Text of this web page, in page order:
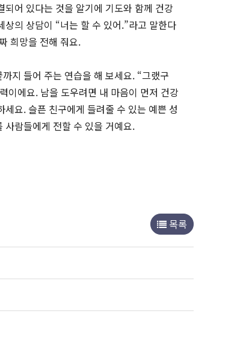
어 있다는 것을 알기에 기도와 함께 건강
의 상담이 “너는 할 수 있어.”라고 말한다
희망을 전해 줘요.
지 들어 주는 연습을 해 보세요. “그랬구
이에요. 남을 도우려면 내 마음이 먼저 건강
요. 슬픈 친구에게 들려줄 수 있는 예쁜 성
사람들에게 전할 수 있을 거예요.
목록